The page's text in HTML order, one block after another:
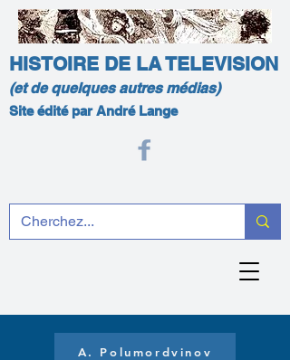
HISTOIRE DE LA TELEVISION
(et de quelques autres médias)
Site édité par André Lange
A. Polumordvinov